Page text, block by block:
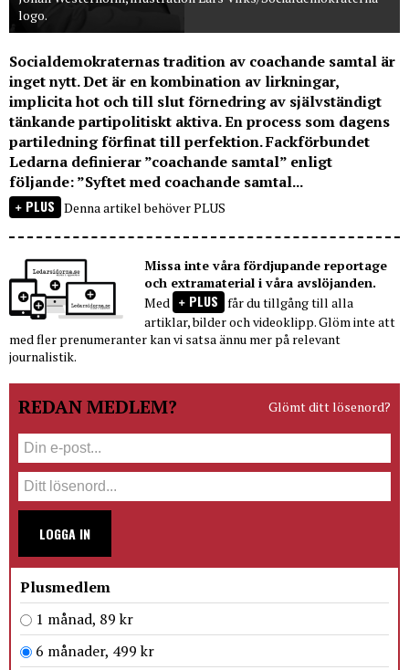
logo.
Socialdemokraternas tradition av coachande samtal är
inget nytt. Det är en kombination av lirkningar,
implicita hot och till slut förnedring av självständigt
tänkande partipolitiskt aktiva. En process som dagens
partiledning förfinat till perfektion. Fackförbundet
Ledarna definierar ”coachande samtal” enligt
följande: ”Syftet med coachande samtal...
PLUS Denna artikel behöver PLUS
Missa inte våra fördjupande reportage
och extramaterial i våra avslöjanden.
Med
PLUS får du tillgång till alla
artiklar, bilder och videoklipp. Glöm inte att
med fler prenumeranter kan vi satsa ännu mer på relevant
journalistik.
REDAN MEDLEM? Glömt ditt lösenord?
LOGGA IN
Plusmedlem
1 månad, 89 kr
6 månader, 499 kr